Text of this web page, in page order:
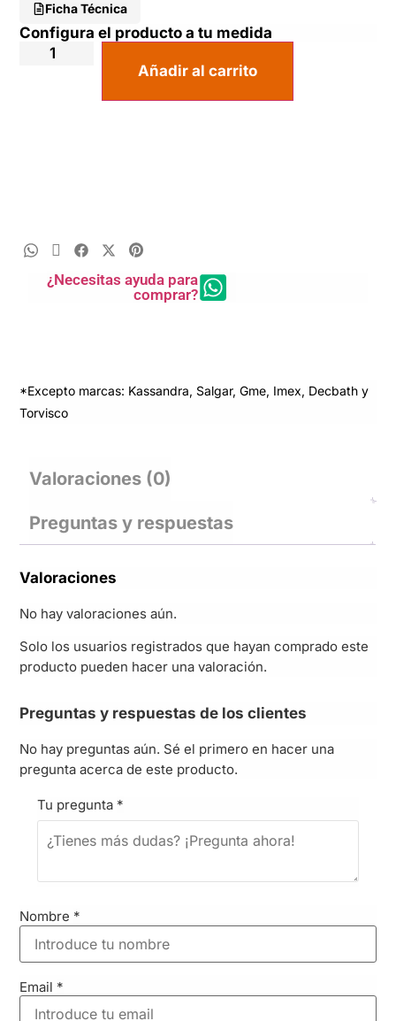
Ficha Técnica
Configura el producto a tu medida
Añadir al carrito
¿Necesitas ayuda para
comprar?
*Excepto marcas: Kassandra, Salgar, Gme, Imex, Decbath y
Torvisco
Valoraciones (0)
Preguntas y respuestas
Valoraciones
No hay valoraciones aún.
Solo los usuarios registrados que hayan comprado este
producto pueden hacer una valoración.
Preguntas y respuestas de los clientes
No hay preguntas aún. Sé el primero en hacer una
pregunta acerca de este producto.
Tu pregunta *
Nombre *
Email *